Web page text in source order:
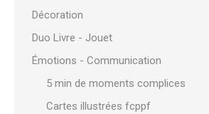
Décoration
Duo Livre - Jouet
Émotions - Communication
5 min de moments complices
Cartes illustrées fcppf